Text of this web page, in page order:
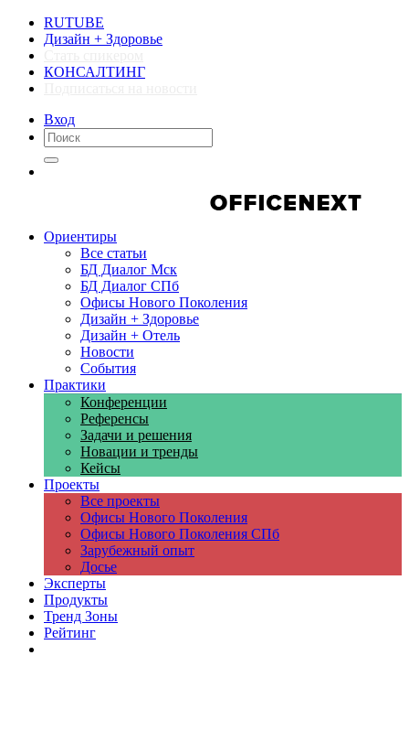
RUTUBE
Дизайн + Здоровье
КОНСАЛТИНГ
Вход
Ориентиры
Все статьи
БД Диалог Мск
БД Диалог СПб
Офисы Нового Поколения
Дизайн + Здоровье
Дизайн + Отель
Новости
События
Практики
Конференции
Референсы
Задачи и решения
Новации и тренды
Кейсы
Проекты
Все проекты
Офисы Нового Поколения
Офисы Нового Поколения СПб
Зарубежный опыт
Досье
Эксперты
Продукты
Тренд Зоны
Рейтинг